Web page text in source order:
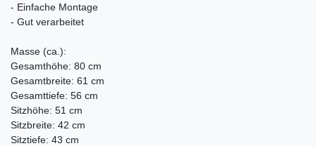
- Einfache Montage
- Gut verarbeitet
Masse (ca.):
Gesamthöhe: 80 cm
Gesamtbreite: 61 cm
Gesamttiefe: 56 cm
Sitzhöhe: 51 cm
Sitzbreite: 42 cm
Sitztiefe: 43 cm